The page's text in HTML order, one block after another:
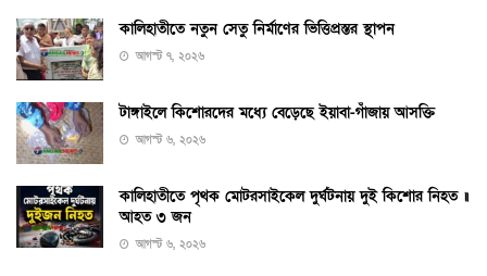
কালিহাতীতে নতুন সেতু নির্মাণের ভিত্তিপ্রস্তর স্থাপন
আগস্ট ৭, ২০২৬
টাঙ্গাইলে কিশোরদের মধ্যে বেড়েছে ইয়াবা-গাঁজায় আসক্তি
আগস্ট ৬, ২০২৬
কালিহাতীতে পৃথক মোটরসাইকেল দুর্ঘটনায় দুই কিশোর নিহত ॥
আহত ৩ জন
আগস্ট ৬, ২০২৬